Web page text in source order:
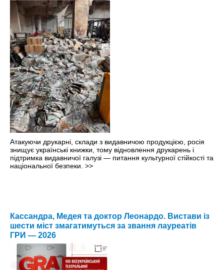
Атакуючи друкарні, склади з видавничою продукцією, росія
знищує українські книжки, тому відновлення друкарень і
підтримка видавничої галузі — питання культурної стійкості та
національної безпеки. >>
Кассандра, Медея та доктор Леонардо. Вистави із
шести міст змагатимуться за звання лауреатів
ГРИ — 2026